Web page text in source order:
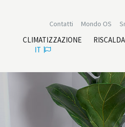
Mondo OS
Contatti
CLIMATIZZAZIONE
IT